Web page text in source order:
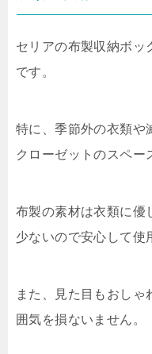
セリアの布製収納ボッ
です。
特に、季節外の衣類や
クローゼットのスペー
布製の素材は衣類に優
少ないので安心して使
また、見た目もおしゃ
囲気を損ないません。